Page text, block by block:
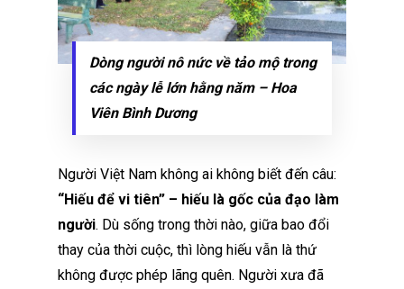
Dòng người nô nức về tảo mộ trong
các ngày lễ lớn hằng năm – Hoa
Viên Bình Dương
Người Việt Nam không ai không biết đến câu:
“Hiếu để vi tiên” – hiếu là gốc của đạo làm
người. Dù sống trong thời nào, giữa bao đổi
thay của thời cuộc, thì lòng hiếu vẫn là thứ
không được phép lãng quên. Người xưa đã